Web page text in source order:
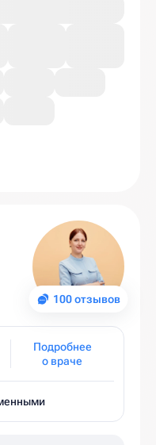
100 отзывов
Подробнее
о враче